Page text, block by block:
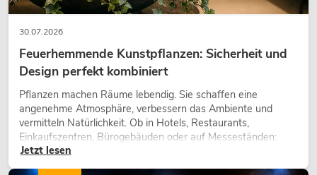
30.07.2026
Feuerhemmende Kunstpflanzen: Sicherheit und
Design perfekt kombiniert
Pflanzen machen Räume lebendig. Sie schaffen eine
angenehme Atmosphäre, verbessern das Ambiente und
vermitteln Natürlichkeit. Ob in Hotels, Restaurants,
Einkaufszentren, Bürogebäuden oder auf Messeständen:
eine hochwertige Begrünung gehört heute längst zum
Jetzt lesen